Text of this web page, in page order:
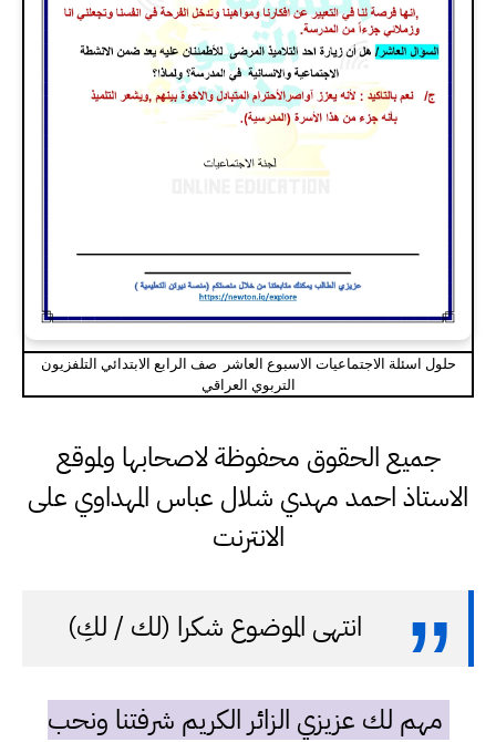
حلول اسئلة الاجتماعيات الاسبوع العاشر صف الرابع الابتدائي التلفزيون
التربوي العراقي
جميع الحقوق محفوظة لاصحابها ولموقع
الاستاذ احمد مهدي شلال عباس المهداوي على
الانترنت
انتهى الموضوع شكرا (لك / لكِ)
مهم لك عزيزي الزائر الكريم شرفتنا ونحب